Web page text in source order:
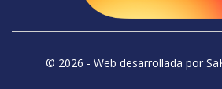
© 2026 - Web desarrollada por